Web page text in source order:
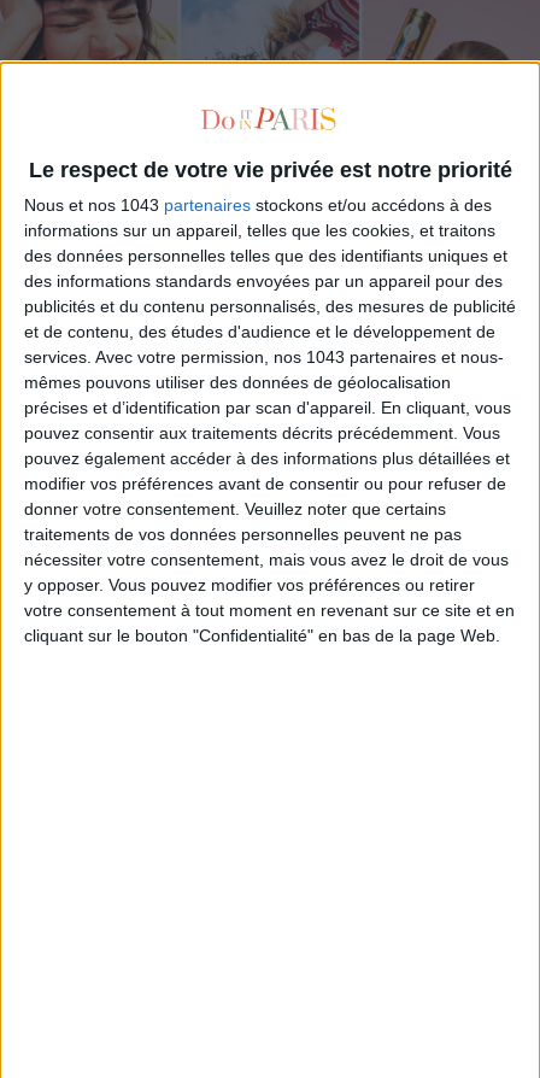
Le respect de votre vie privée est notre priorité
Nous et nos 1043 partenaires stockons et/ou accédons à des
informations sur un appareil, telles que les cookies, et traitons
des données personnelles telles que des identifiants uniques et
des informations standards envoyées par un appareil pour des
publicités et du contenu personnalisés, des mesures de publicité
et de contenu, des études d'audience et le développement de
services. Avec votre permission, nos 1043 partenaires et nous-
mêmes pouvons utiliser des données de géolocalisation
précises et d’identification par scan d'appareil. En cliquant, vous
pouvez consentir aux traitements décrits précédemment. Vous
pouvez également accéder à des informations plus détaillées et
modifier vos préférences avant de consentir ou pour refuser de
donner votre consentement. Veuillez noter que certains
traitements de vos données personnelles peuvent ne pas
nécessiter votre consentement, mais vous avez le droit de vous
y opposer. Vous pouvez modifier vos préférences ou retirer
votre consentement à tout moment en revenant sur ce site et en
cliquant sur le bouton "Confidentialité" en bas de la page Web.
ADOPT PARFUMS IS REVOLUTIONIZING AFFORDABLE MADE-IN-FRANCE
FRAGRANCES
15 IDEAS FOR ENJOYING AUGUST IN PARIS